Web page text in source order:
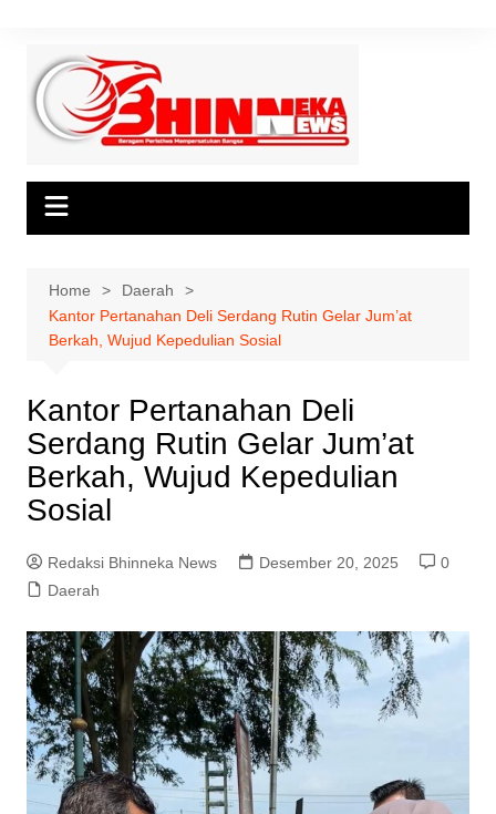
content
Home
Daerah
Kantor Pertanahan Deli Serdang Rutin Gelar Jum’at
Berkah, Wujud Kepedulian Sosial
Kantor Pertanahan Deli
Serdang Rutin Gelar Jum’at
Berkah, Wujud Kepedulian
Sosial
Redaksi Bhinneka News Desember 20, 2025
0
Daerah